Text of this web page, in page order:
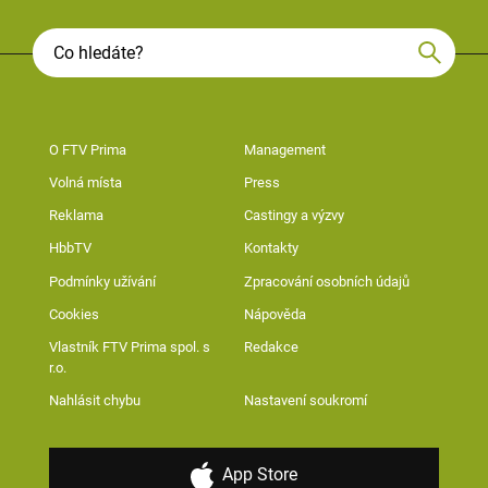
O FTV Prima Management
Volná místa Press
Reklama Castingy a výzvy
HbbTV Kontakty
Podmínky užívání Zpracování osobních údajů
Cookies Nápověda
Vlastník FTV Prima spol. s
r.o.
Redakce
Nahlásit chybu Nastavení soukromí
App Store